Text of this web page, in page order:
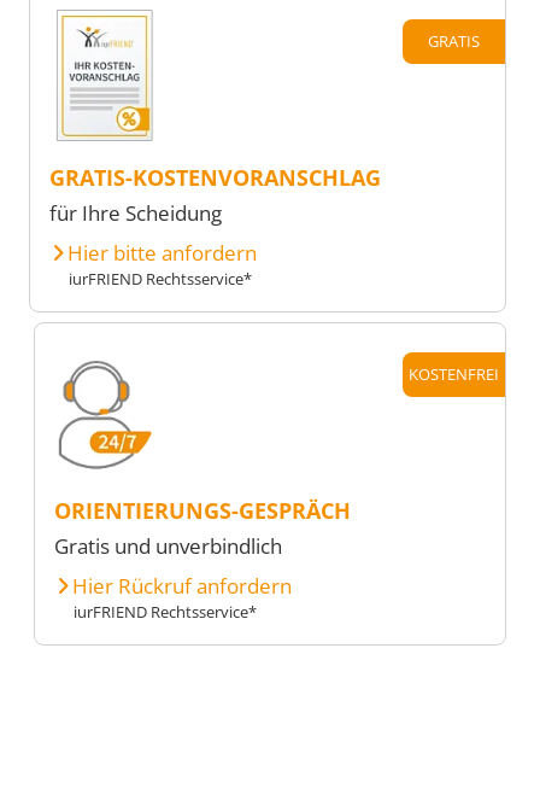
GRATIS
GRATIS-KOSTENVORANSCHLAG
für Ihre Scheidung
Hier bitte anfordern
iurFRIEND Rechtsservice*
KOSTENFREI
ORIENTIERUNGS-GESPRÄCH
Gratis und unverbindlich
Hier Rückruf anfordern
iurFRIEND Rechtsservice*